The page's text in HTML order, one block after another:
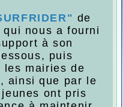
de
nous a fourni
à son
puis
les mairies de
, ainsi que par le
ont pris